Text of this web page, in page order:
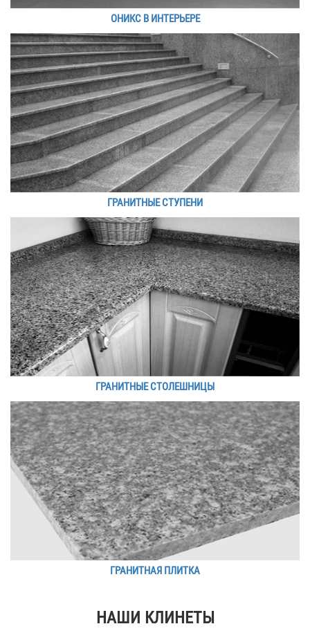
ОНИКС В ИНТЕРЬЕРЕ
ГРАНИТНЫЕ СТУПЕНИ
ГРАНИТНЫЕ СТОЛЕШНИЦЫ
ГРАНИТНАЯ ПЛИТКА
НАШИ КЛИНЕТЫ